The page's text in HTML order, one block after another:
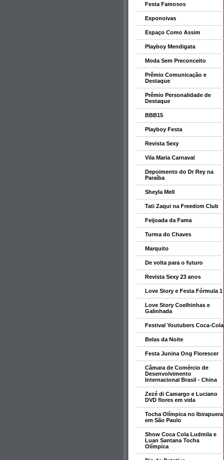
Festa Famosos
Exponoivas
Espaço Como Assim
Playboy Mendigata
Moda Sem Preconceito
Prêmio Comunicação e
Destaque
Prêmio Personalidade de
Destaque
BBB15
Playboy Festa
Revista Sexy
Vila Maria Carnaval
Depoimento do Dr Rey na
Paraíba
Sheyla Mell
Tati Zaqui na Freedom Club
Feijoada da Fama
Turma do Chaves
Marquito
De volta para o futuro
Revista Sexy 23 anos
Love Story e Festa Fórmula 1
Love Story Coelhinhas e
Galinhada
Festival Youtubers Coca-Cola
Belas da Noite
Festa Junina Ong Florescer
Câmara de Comércio de
Desenvolvimento
Internacional Brasil - China
Zezé di Camargo e Luciano
DVD flores em vida
Tocha Olímpica no Ibirapuera
em São Paulo
Show Coca Cola Ludmila e
Luan Santana Tocha
Olímpica